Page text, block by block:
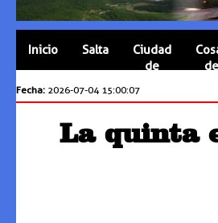
Inicio Salta
Ciudad
de
de
Fecha: 2026-07-04 15:00:07
La quinta